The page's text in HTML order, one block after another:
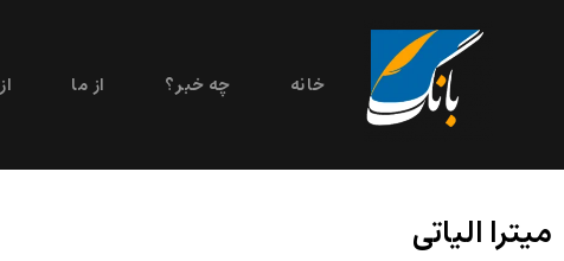
خانه چه خبر؟ از ما
میترا الیاتی